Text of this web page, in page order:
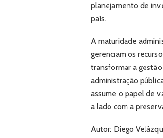
planejamento de
país.
A maturidade
gerenciam os
transformar a
administração
assume o papel de
a lado com a
Autor: Diego